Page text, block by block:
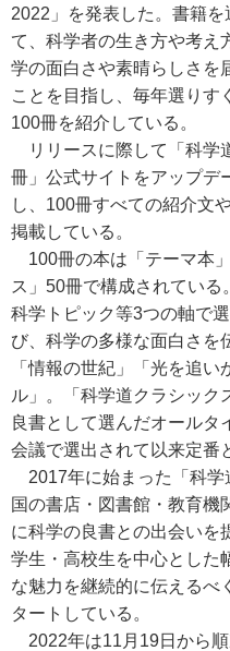
2022」を発表した。書籍を
て、科学者の生き方や考え
学の面白さや素晴らしさを
ことを目指し、毎年選りす
100冊を紹介している。
リリースに際して「科学
冊」公式サイトをアップデ
し、100冊すべての紹介文
掲載している。
100冊の本は「テーマ本
ス」50冊で構成されてい
科学トピック等3つの軸で
び、科学の多様な面白さを
「情報の世紀」「光を追
ル」。「科学道クラシック
良書として選んだオールタ
会議で選出されて以来定番
2017年に始まった「科学
国の書店・図書館・教育機
に科学の良書との出会いを
学生・高校生を中心とした
な魅力を継続的に伝えるべ
タートしている。
2022年は11月19日から